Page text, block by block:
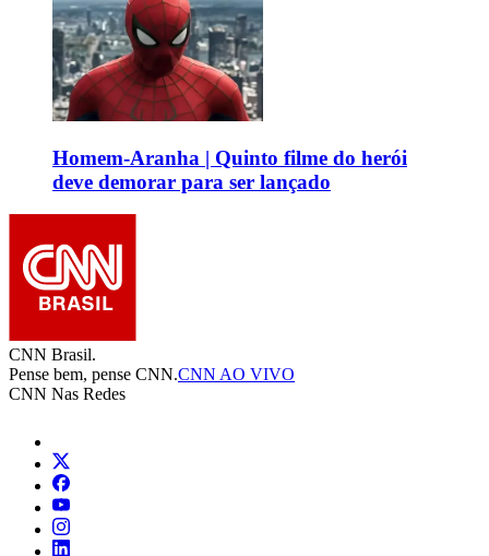
Homem-Aranha | Quinto filme do herói
deve demorar para ser lançado
CNN Brasil.
Pense bem, pense CNN.CNN AO VIVO
CNN Nas Redes